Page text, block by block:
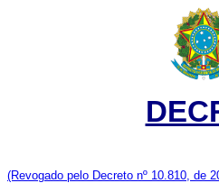
(Revogado pelo Decreto nº 10.810, de